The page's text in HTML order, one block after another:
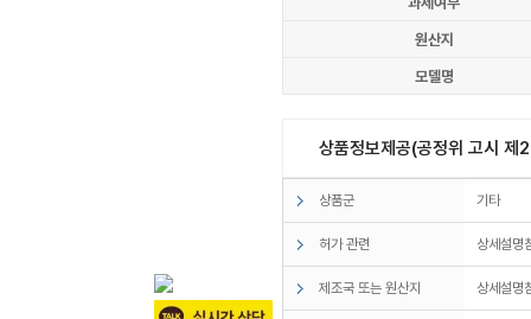
원산지
모델명
상품정보제공(공정위 고시
상품군 기타
허가 관련 상세설명
제조국 또는 원산지 상세설명